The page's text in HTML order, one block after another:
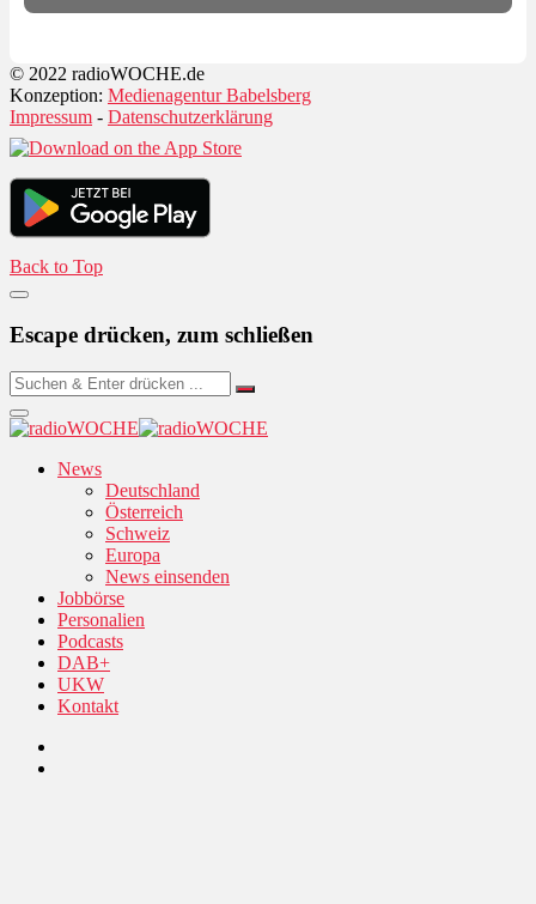
© 2022 radioWOCHE.de
Konzeption: Medienagentur Babelsberg
Impressum - Datenschutzerklärung
Back to Top
Escape drücken, zum schließen
News
Deutschland
Österreich
Schweiz
Europa
News einsenden
Jobbörse
Personalien
Podcasts
DAB+
UKW
Kontakt